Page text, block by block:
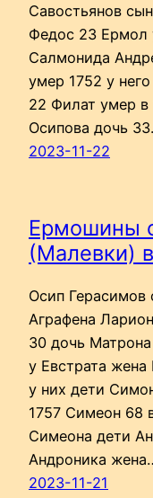
Савостьянов
Федос 23 Ермол
Салмонида
умер 1752 у
22 Филат умер в
Осипова дочь
2023-11-22
Ермошины
(Малевки)
Осип Герасимов
Аграфена
30 дочь
у Евстрата
у них дети
1757 Симеон 68
Симеона дети
Андроника
2023-11-21